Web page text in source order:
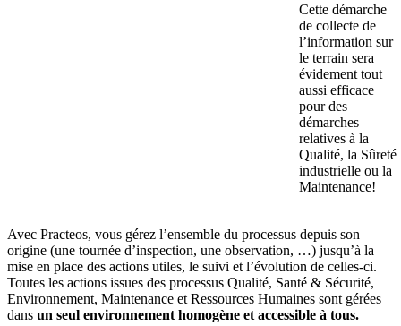
Cette démarche
de collecte de
l’information sur
le terrain sera
évidement tout
aussi efficace
pour des
démarches
relatives à la
Qualité, la Sûreté
industrielle ou la
Maintenance!
Avec Practeos, vous gérez l’ensemble du processus depuis son
origine (une tournée d’inspection, une observation, …) jusqu’à la
mise en place des actions utiles, le suivi et l’évolution de celles-ci.
Toutes les actions issues des processus Qualité, Santé & Sécurité,
Environnement, Maintenance et Ressources Humaines sont gérées
dans un seul environnement homogène et accessible à tous.